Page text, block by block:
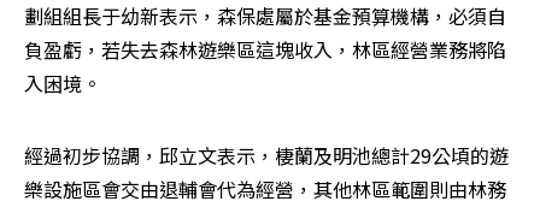
劃組組長于幼新表示，森保處屬於基金預算機構，必須自
負盈虧，若失去森林遊樂區這塊收入，林區經營業務將陷
入困境。
經過初步協調，邱立文表示，棲蘭及明池總計29公頃的遊
樂設施區會交由退輔會代為經營，其他林區範圍則由林務